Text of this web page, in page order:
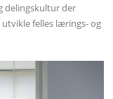
delingskultur der
felles lærings- og